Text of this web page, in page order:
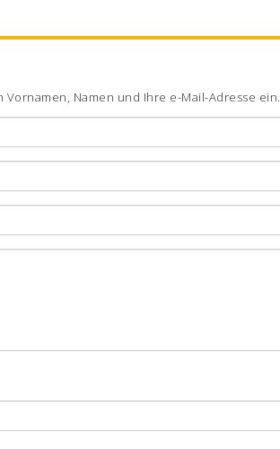
Namen und Ihre e-Mail-Adresse ein.